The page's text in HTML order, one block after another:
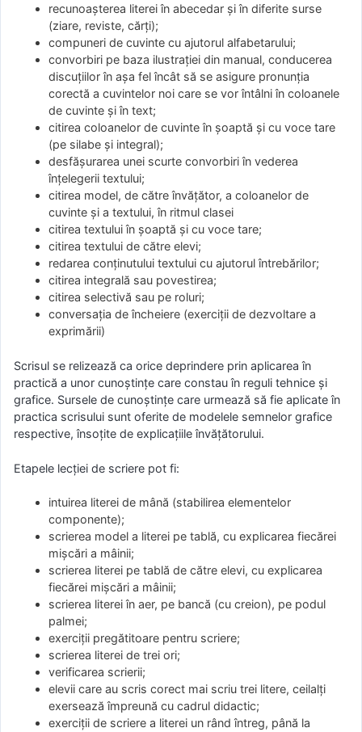
recunoaşterea literei în abecedar şi în diferite surse
(ziare, reviste, cărţi);
compuneri de cuvinte cu ajutorul alfabetarului;
convorbiri pe baza ilustraţiei din manual, conducerea
discuţiilor în aşa fel încât să se asigure pronunţia
corectă a cuvintelor noi care se vor întâlni în coloanele
de cuvinte şi în text;
citirea coloanelor de cuvinte în şoaptă şi cu voce tare
(pe silabe şi integral);
desfăşurarea unei scurte convorbiri în vederea
înţelegerii textului;
citirea model, de către învăţător, a coloanelor de
cuvinte şi a textului, în ritmul clasei
citirea textului în şoaptă şi cu voce tare;
citirea textului de către elevi;
redarea conţinutului textului cu ajutorul întrebărilor;
citirea integrală sau povestirea;
citirea selectivă sau pe roluri;
conversaţia de încheiere (exerciţii de dezvoltare a
exprimării)
Scrisul se relizează ca orice deprindere prin aplicarea în
practică a unor cunoştinţe care constau în reguli tehnice şi
grafice. Sursele de cunoştinţe care urmează să fie aplicate în
practica scrisului sunt oferite de modelele semnelor grafice
respective, însoţite de explicaţiile învăţătorului.
Etapele lecţiei de scriere pot fi:
intuirea literei de mână (stabilirea elementelor
componente);
scrierea model a literei pe tablă, cu explicarea fiecărei
mişcări a mâinii;
scrierea literei pe tablă de către elevi, cu explicarea
fiecărei mişcări a mâinii;
scrierea literei în aer, pe bancă (cu creion), pe podul
palmei;
exerciţii pregătitoare pentru scriere;
scrierea literei de trei ori;
verificarea scrierii;
elevii care au scris corect mai scriu trei litere, ceilalţi
exersează împreună cu cadrul didactic;
exerciţii de scriere a literei un rând întreg, până la